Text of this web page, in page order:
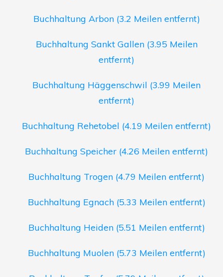
Buchhaltung Arbon (3.2 Meilen entfernt)
Buchhaltung Sankt Gallen (3.95 Meilen
entfernt)
Buchhaltung Häggenschwil (3.99 Meilen
entfernt)
Buchhaltung Rehetobel (4.19 Meilen entfernt)
Buchhaltung Speicher (4.26 Meilen entfernt)
Buchhaltung Trogen (4.79 Meilen entfernt)
Buchhaltung Egnach (5.33 Meilen entfernt)
Buchhaltung Heiden (5.51 Meilen entfernt)
Buchhaltung Muolen (5.73 Meilen entfernt)